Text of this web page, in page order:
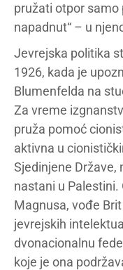
pružati otpor samo
napadnut“ – u
Jevrejska politika
1926, kada je
Blumenfelda na
Za vreme
pruža pomoć
aktivna u
Sjedinjene Države,
nastani u Palestini.
Magnusa, vođe
jevrejskih
dvonacionalnu
koje je ona